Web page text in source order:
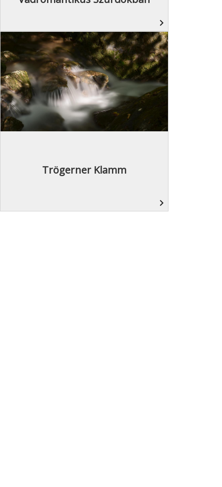
navigate_next
Trögerner Klamm
navigate_next